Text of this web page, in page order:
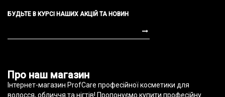
БУДЬТЕ В КУРСІ НАШИХ АКЦІЙ ТА НОВИН
Про наш магазин
Інтернет-магазин ProfCare професійної косметики для
волосся, обличчя та нігтів! Пропонуємо купити професійну